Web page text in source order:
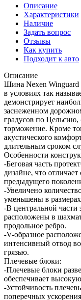
Описание
Характеристики
Наличие
Задать вопрос
Отзывы
Как купить
Подходит к авто
Описание
Шина Nexen Winguard
в условиях так
демонстрирует
заснеженном
градусов по Цельсию,
торможение. Кроме
акустического
длительным сроком
Особенности
-Беговая часть
дизайне, что
предыдущего
-Увеличено
уменьшены в
-В центральной
расположены в
продольное ребро.
-V-образное
интенсивный отвод
грязью.
Плечевые блоки:
-Плечевые блоки
обеспечивает
-Устойчивость
поперечных